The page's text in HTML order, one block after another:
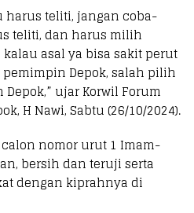
teliti, jangan coba-
teliti, dan harus milih
asal ya bisa sakit perut
Depok, salah pilih
ujar Korwil Forum
H Nawi, Sabtu (26/10/2024).
nomor urut 1 Imam-
bersih dan teruji serta
dengan kiprahnya di